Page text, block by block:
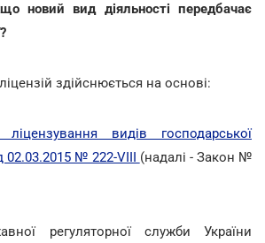
новий вид діяльності передбачає
здійснюється на основі:
видів господарської
02.03.2015 № 222-VIII (надалі - Закон №
регуляторної служби України